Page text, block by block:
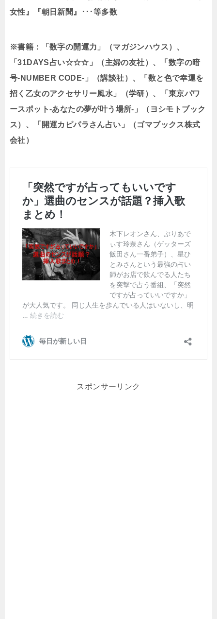
女性』『朝日新聞』･･･等多数
※書籍：「数字の開運力」（マガジンハウス）、
「31DAYS占い☆☆☆」（主婦の友社）、「数字の暗
号-NUMBER CODE-」（講談社）、「数と色で幸運を
招く乙女のアクセサリー風水」（学研）、「東京パワ
ースポット-あなたの夢が叶う場所-」（ヨシモトブック
ス）、「開運カピパラさん占い」（ゴマブックス株式
会社）
スポンサーリンク